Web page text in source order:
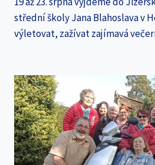
střední školy Jana Blahoslava v
výletovat, zažívat zajímavá